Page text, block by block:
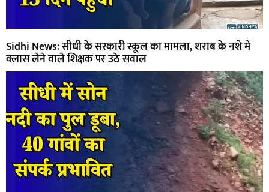
Sidhi News: सीधी के सरकारी स्कूल का मामला, शराब के नशे में
क्लास लेने वाले शिक्षक पर उठे सवाल